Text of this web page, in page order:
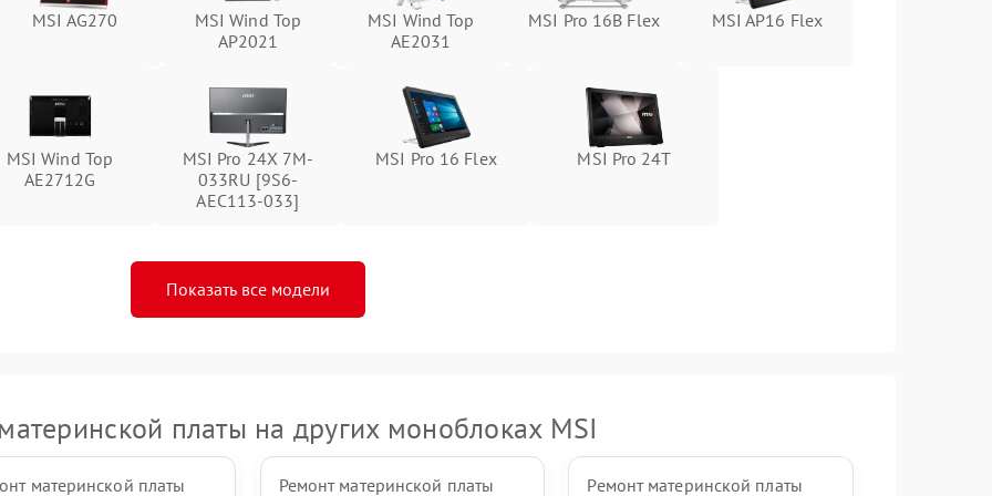
Неисправность тачпада (если есть) 60 мин 1 год 1500 ₽ Подробнее →
Поломка веб-камеры 60 мин 1 год 1000 ₽
Неисправность микрофона 60 мин 1 год 1000 ₽
60 мин
MSI AG270
MSI Wind Top
AP2021
MSI Wind Top
AE2031
MSI Pro 16B Flex MSI AP16 Flex
MSI Wind Top
AE2712G
MSI Pro 24X 7M-
033RU [9S6-
AEC113-033]
MSI Pro 16 Flex MSI Pro 24T
Показать все модели
платы на других моноблоках MSI
материнской платы
Ремонт материнской платы
Ремонт материнской платы